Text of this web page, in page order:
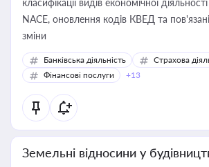
класифікації видів економічної
NACE, оновлення кодів КВЕД та
зміни
Банківська діяльність
Страхова
Фінансові послуги
+13
Земельні відносини у